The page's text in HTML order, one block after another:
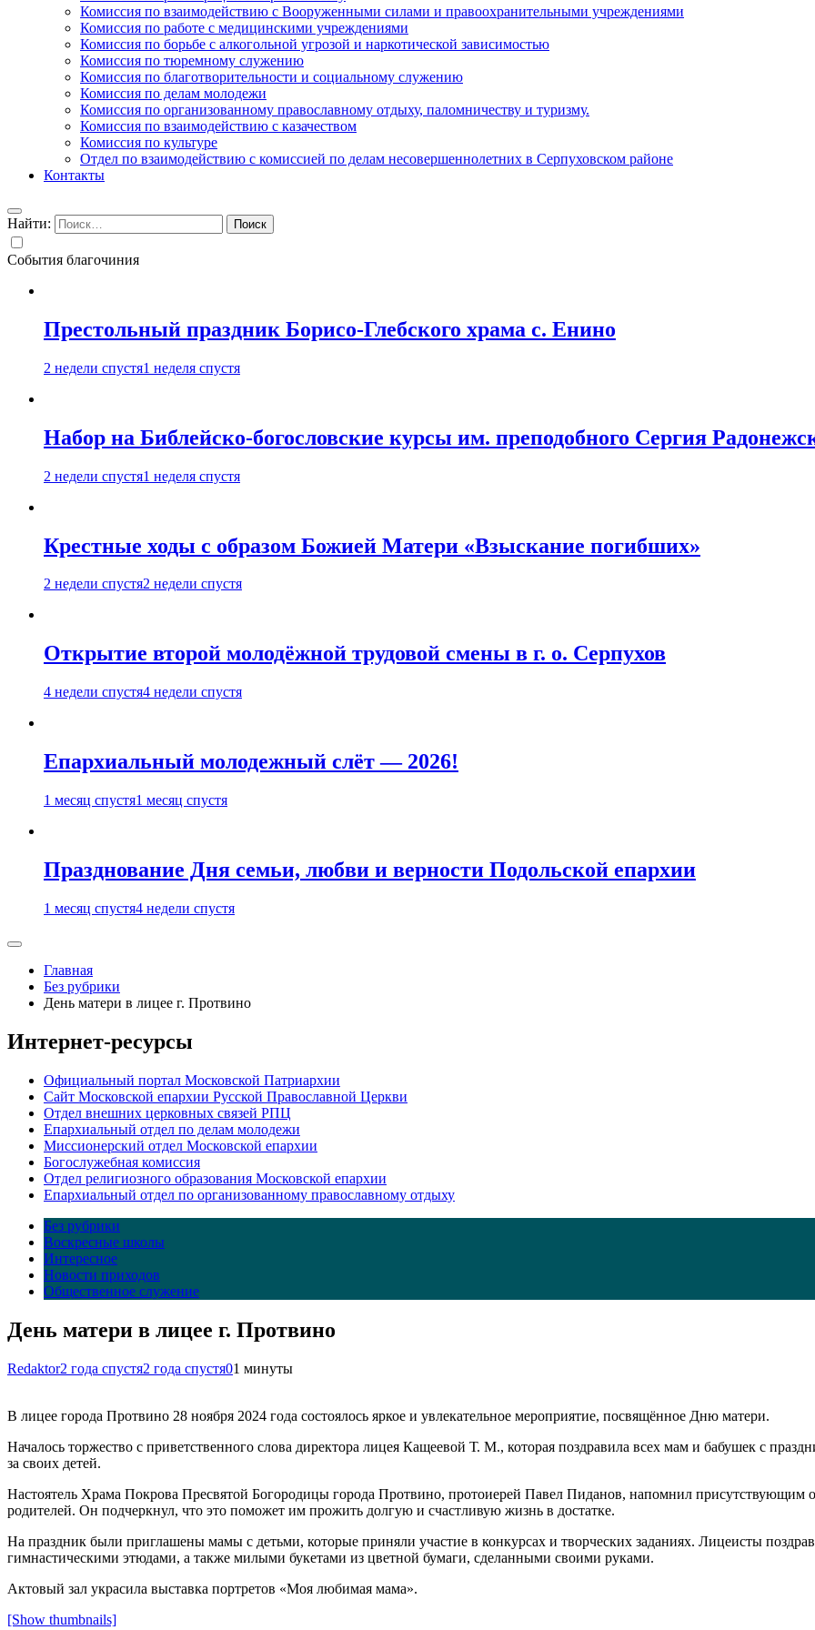
Комиссия по взаимодействию с Вооруженными силами и правоохранительными учреждениями
Комиссия по работе с медицинскими учреждениями
Комиссия по борьбе с алкогольной угрозой и наркотической зависимостью
Комиссия по тюремному служению
Комиссия по благотворительности и социальному служению
Комиссия по делам молодежи
Комиссия по организованному православному отдыху, паломничеству и туризму.
Комиссия по взаимодействию с казачеством
Комиссия по культуре
Отдел по взаимодействию с комиссией по делам несовершеннолетних в Серпуховском районе
Контакты
Найти:
События благочиния
Престольный праздник Борисо-Глебского храма с. Енино
2 недели спустя1 неделя спустя
Набор на Библейско-богословские курсы им. преподобного Сергия
2 недели спустя1 неделя спустя
Крестные ходы с образом Божией Матери «Взыскание погибших»
2 недели спустя2 недели спустя
Открытие второй молодёжной трудовой смены в г. о. Серпухов
4 недели спустя4 недели спустя
Епархиальный молодежный слёт — 2026!
1 месяц спустя1 месяц спустя
Празднование Дня семьи, любви и верности Подольской епархии
1 месяц спустя4 недели спустя
Главная
Без рубрики
День матери в лицее г. Протвино
Интернет-ресурсы
Официальный портал Московской Патриархии
Сайт Московской епархии Русской Православной Церкви
Отдел внешних церковных связей РПЦ
Епархиальный отдел по делам молодежи
Миссионерский отдел Московской епархии
Богослужебная комиссия
Отдел религиозного образования Московской епархии
Епархиальный отдел по организованному православному отдыху
Без рубрики
Воскресные школы
Интересное
Новости приходов
Общественное служение
День матери в лицее г. Протвино
Redaktor2 года спустя2 года спустя01 минуты
В лицее города Протвино 28 ноября 2024 года состоялось яркое и увлекательное мероприятие, посвящённое Дню матери.
Началось торжество с приветственного слова директора лицея Кащеевой Т. М., которая поздравила всех мам и бабушек с
за своих детей.
Настоятель Храма Покрова Пресвятой Богородицы города Протвино, протоиерей Павел Пиданов, напомнил присутствующим о
родителей. Он подчеркнул, что это поможет им прожить долгую и счастливую жизнь в достатке.
На праздник были приглашены мамы с детьми, которые приняли участие в конкурсах и творческих заданиях. Лицеисты
гимнастическими этюдами, а также милыми букетами из цветной бумаги, сделанными своими руками.
Актовый зал украсила выставка портретов «Моя любимая мама».
[Show thumbnails]